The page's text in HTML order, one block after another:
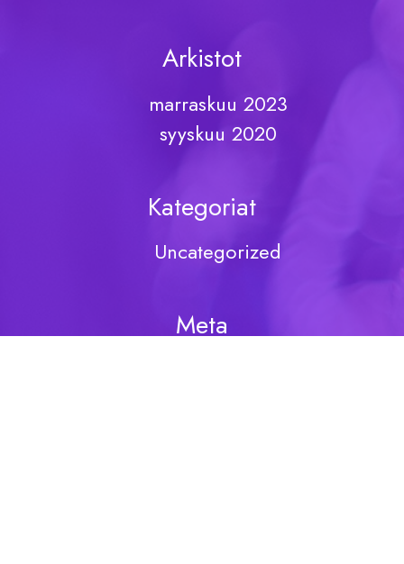
Arkistot
marraskuu 2023
syyskuu 2020
Kategoriat
Uncategorized
Meta